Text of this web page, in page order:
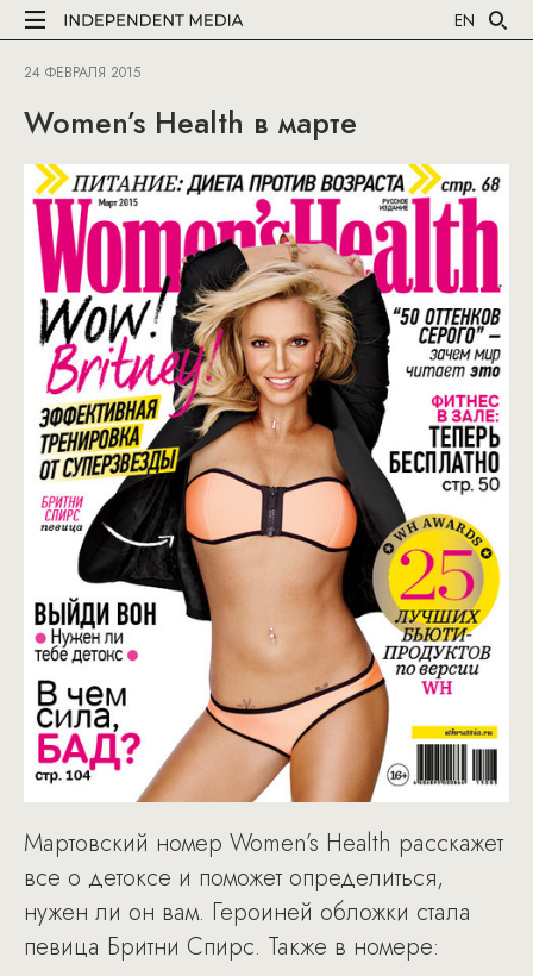
EN
24 ФЕВРАЛЯ 2015
Women’s Health в марте
Мартовский номер Women’s Health расскажет
все о детоксе и поможет определиться,
нужен ли он вам. Героиней обложки стала
певица Бритни Спирс. Также в номере: